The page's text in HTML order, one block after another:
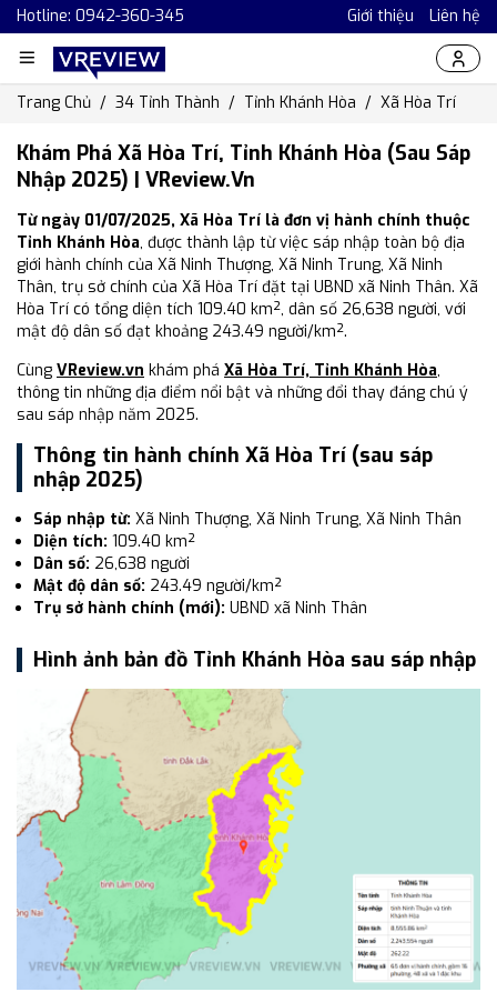
Hotline: 0942-360-345 Giới thiệu Liên hệ
Trang Chủ 34 Tỉnh Thành Tỉnh Khánh Hòa Xã Hòa Trí
Khám Phá Xã Hòa Trí, Tỉnh Khánh Hòa (Sau Sáp
Nhập 2025) | VReview.vn
Từ ngày 01/07/2025, Xã Hòa Trí là đơn vị hành chính thuộc
Tỉnh Khánh Hòa, được thành lập từ việc sáp nhập toàn bộ địa
giới hành chính của Xã Ninh Thượng, Xã Ninh Trung, Xã Ninh
Thân, trụ sở chính của Xã Hòa Trí đặt tại UBND xã Ninh Thân. Xã
Hòa Trí có tổng diện tích 109.40 km², dân số 26,638 người, với
mật độ dân số đạt khoảng 243.49 người/km².
Cùng VReview.vn khám phá Xã Hòa Trí, Tỉnh Khánh Hòa,
thông tin những địa điểm nổi bật và những đổi thay đáng chú ý
sau sáp nhập năm 2025.
Thông tin hành chính Xã Hòa Trí (sau sáp
nhập 2025)
Sáp nhập từ: Xã Ninh Thượng, Xã Ninh Trung, Xã Ninh Thân
Diện tích: 109.40 km²
Dân số: 26,638 người
Mật độ dân số: 243.49 người/km²
Trụ sở hành chính (mới): UBND xã Ninh Thân
Hình ảnh bản đồ Tỉnh Khánh Hòa sau sáp nhập